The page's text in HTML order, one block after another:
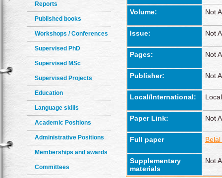
Reports
Published books
Workshops / Conferences
Supervised PhD
Supervised MSc
Supervised Projects
Education
Language skills
Academic Positions
Administrative Positions
Memberships and awards
Committees
Volume: Not
Issue: Not
Pages: Not
Publisher: Not
Local/International: Local
Paper Link: Not
Full paper
Supplementary
materials
Not